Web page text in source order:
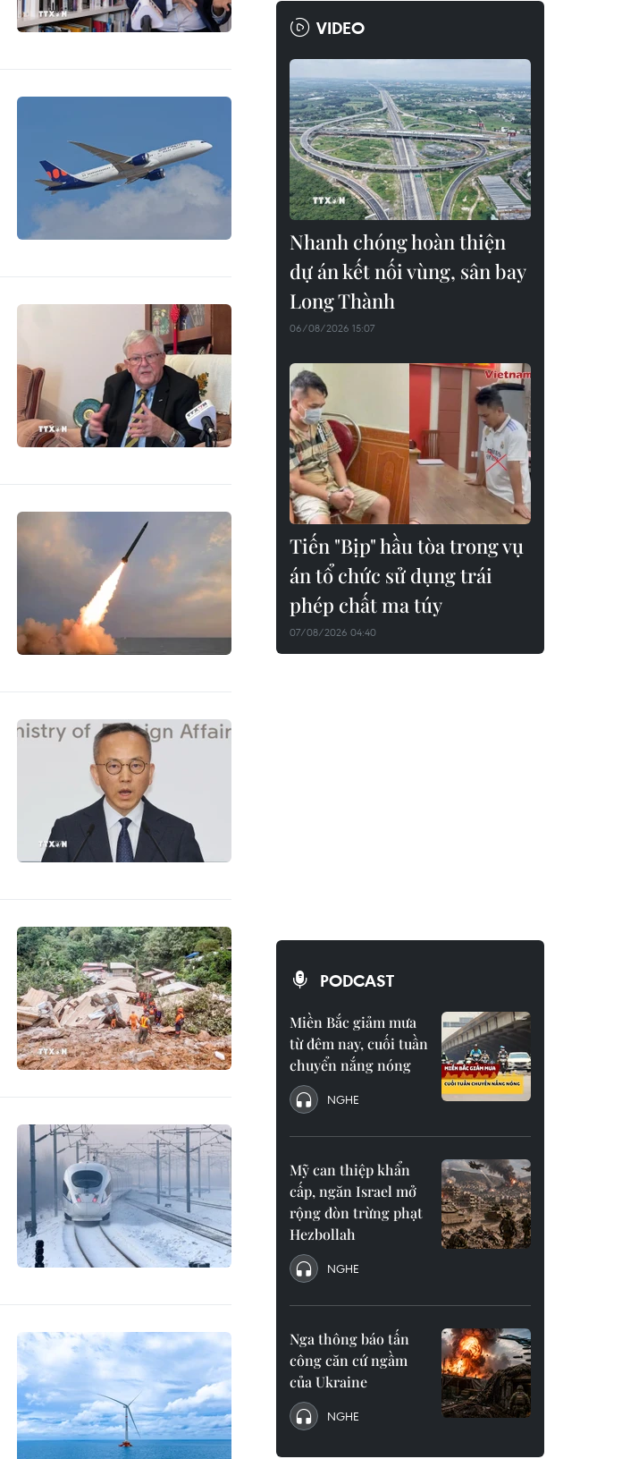
VIDEO
Nhanh chóng hoàn thiện
dự án kết nối vùng, sân bay
Long Thành
06/08/2026 15:07
Tiến "Bịp" hầu tòa trong vụ
án tổ chức sử dụng trái
phép chất ma túy
07/08/2026 04:40
PODCAST
Miền Bắc giảm mưa
từ đêm nay, cuối tuần
chuyển nắng nóng
NGHE
Mỹ can thiệp khẩn
cấp, ngăn Israel mở
rộng đòn trừng phạt
Hezbollah
NGHE
Nga thông báo tấn
công căn cứ ngầm
của Ukraine
NGHE